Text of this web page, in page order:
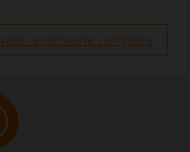
Vedi recensione completa